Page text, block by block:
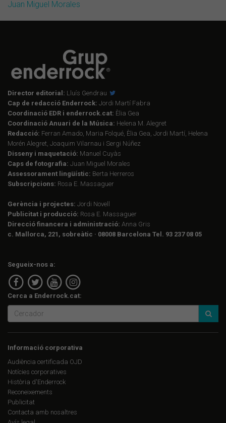
Juan Miguel Morales
Director editorial: Lluís Gendrau
Cap de redacció Enderrock: Jordi Martí Fabra
Coordinació EDR i enderrock.cat: Èlia Gea
Coordinació Anuari de la Música: Helena M. Alegret
Redacció: Ferran Amado, Maria Folqué, Èlia Gea, Jordi Martí, Helena
Morén Alegret, Joaquim Vilarnau i Sergi Núñez
Disseny i maquetació: Manuel Cuyàs
Caps de fotografia: Juan Miguel Morales
Assessorament lingüístic: Berta Herreros
Subscripcions: Rosa E. Massaguer
Gerència i projectes: Jordi Novell
Publicitat i producció: Rosa E. Massaguer
Direcció financera i administració: Anna Gris
c. Mallorca, 221, sobreàtic · 08008 Barcelona Tel. 93 237 08 05
Segueix-nos a:
Cerca a Enderrock.cat:
Informació corporativa
Audiència certificada OJD
Notícies corporatives
Història d'Enderrock
Reconeixements
Publicitat
Contacta amb nosaltres